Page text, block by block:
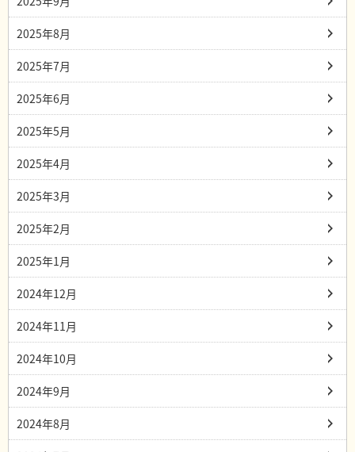
2025年8月
2025年7月
2025年6月
2025年5月
2025年4月
2025年3月
2025年2月
2025年1月
2024年12月
2024年11月
2024年10月
2024年9月
2024年8月